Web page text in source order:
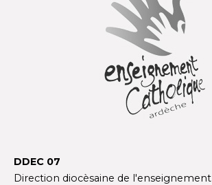
DDEC 07
Direction diocèsaine de l'enseignement